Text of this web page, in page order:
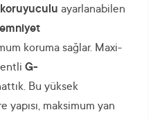
koruyuculu ayarlanabilen
koruma sağlar. Maxi-
G-
Bu yüksek
yapısı, maksimum yan